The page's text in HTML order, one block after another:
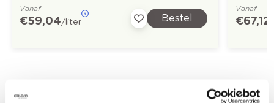
Vanaf
€ 59,04/liter Bestel
Vanaf
€ 67,12
Ontdek meer inspiratiebeelden voor: Hal